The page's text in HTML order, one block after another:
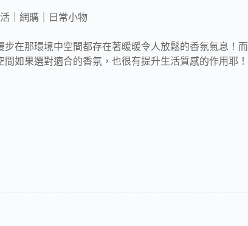
｜網購｜日常小物
步在那環境中空間都存在著暖暖令人放鬆的香氛氣息！
間如果選對適合的香氛，也很有提升生活質感的作用耶